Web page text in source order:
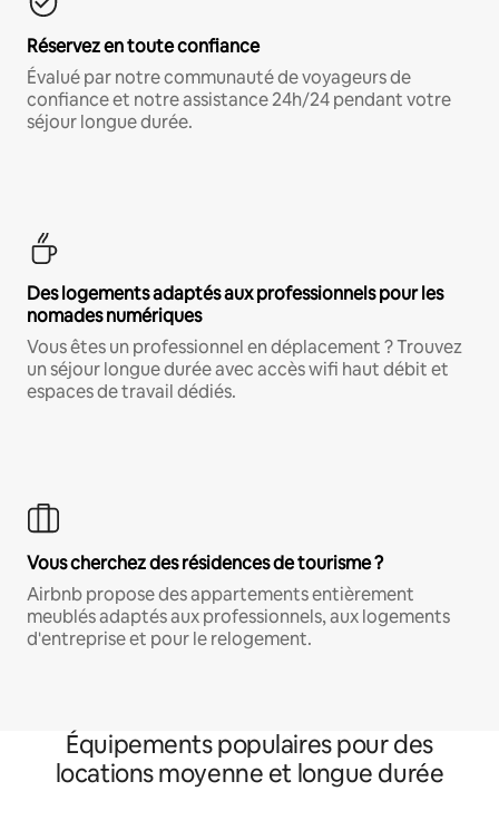
Réservez en toute confiance
Évalué par notre communauté de voyageurs de
confiance et notre assistance 24h/24 pendant votre
séjour longue durée.
Des logements adaptés aux professionnels pour les
nomades numériques
Vous êtes un professionnel en déplacement ? Trouvez
un séjour longue durée avec accès wifi haut débit et
espaces de travail dédiés.
Vous cherchez des résidences de tourisme ?
Airbnb propose des appartements entièrement
meublés adaptés aux professionnels, aux logements
d'entreprise et pour le relogement.
Équipements populaires pour des
locations moyenne et longue durée